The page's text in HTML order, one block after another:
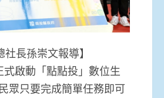
社長孫崇文報導】
啟動「點點投」數位生
眾只要完成簡單任務即可